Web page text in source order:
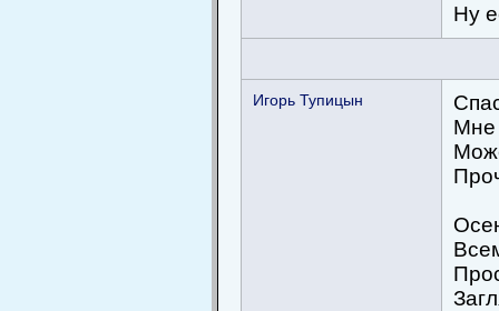
Ну
Игорь Тупицын
Мне